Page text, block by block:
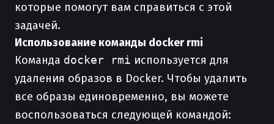
которые помогут вам справиться с этой
задачей.
Использование команды docker rmi
Команда docker rmi используется для
удаления образов в Docker. Чтобы удалить
все образы единовременно, вы можете
воспользоваться следующей командой: